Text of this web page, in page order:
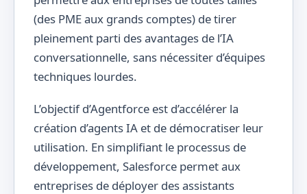
(des PME aux grands comptes) de tirer
pleinement parti des avantages de l’IA
conversationnelle, sans nécessiter d’équipes
techniques lourdes.
L’objectif d’Agentforce est d’accélérer la
création d’agents IA et de démocratiser leur
utilisation. En simplifiant le processus de
développement, Salesforce permet aux
entreprises de déployer des assistants